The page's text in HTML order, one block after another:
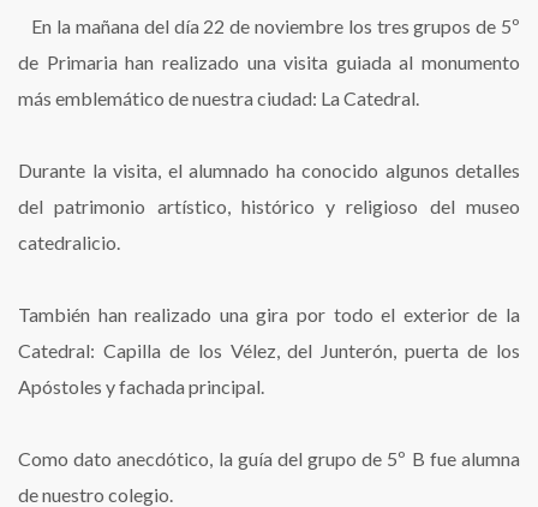
En la mañana del día 22 de noviembre los tres grupos de 5º
de Primaria han realizado una visita guiada al monumento
más emblemático de nuestra ciudad: La Catedral.
Durante la visita, el alumnado ha conocido algunos detalles
del patrimonio artístico, histórico y religioso del museo
catedralicio.
También han realizado una gira por todo el exterior de la
Catedral: Capilla de los Vélez, del Junterón, puerta de los
Apóstoles y fachada principal.
Como dato anecdótico, la guía del grupo de 5º B fue alumna
de nuestro colegio.